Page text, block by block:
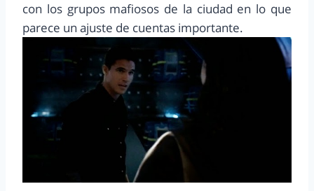
con los grupos mafiosos de la ciudad en lo que
parece un ajuste de cuentas importante.